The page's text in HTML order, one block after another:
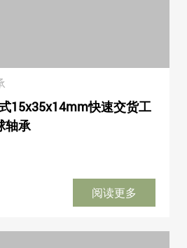
15x35x14mm快速交货工
轴承
阅读更多